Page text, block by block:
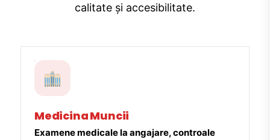
calitate și accesibilitate.
Medicina Muncii
Examene medicale la angajare, controale